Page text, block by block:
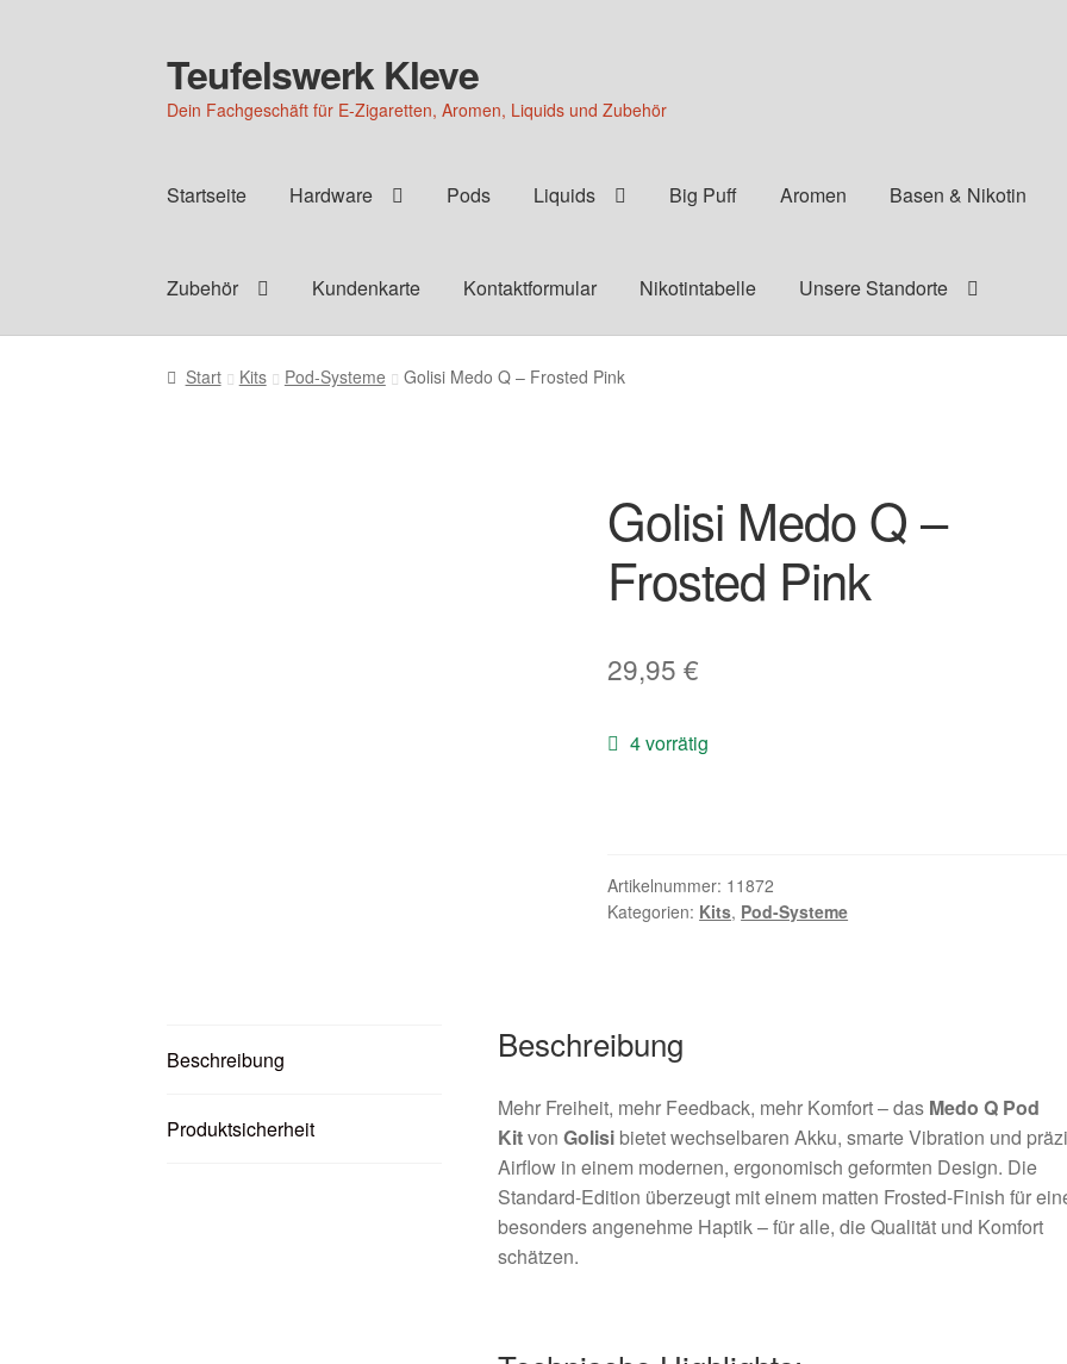
Zur
Navigation
springen
Zum
Inhalt
springen
Teufelswerk Kleve
Dein Fachgeschäft für E-Zigaretten, Aromen, Liquids und Zubehör
Startseite Hardware Pods Liquids Big Puff Aromen Basen & Nikotin
Zubehör Kundenkarte Kontaktformular Nikotintabelle Unsere Standorte
Start Kits Pod-Systeme Golisi Medo Q – Frosted Pink
Golisi Medo Q –
Frosted Pink
29,95€
4 vorrätig
Artikelnummer: 11872
Kategorien: Kits, Pod-Systeme
Beschreibung
Produktsicherheit
Beschreibung
Mehr Freiheit, mehr Feedback, mehr Komfort – das Medo Q Pod
Kitvon Golisi bietet wechselbaren Akku, smarte Vibration und
Airflow in einem modernen, ergonomisch geformten Design. Die
Standard-Edition überzeugt mit einem matten Frosted-Finish für
besonders angenehme Haptik – für alle, die Qualität und Komfort
schätzen.